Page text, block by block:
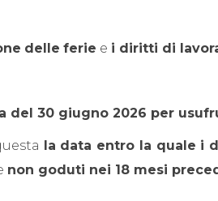
delle ferie e i diritti di
del 30 giugno 2026 per
la data entro la quale i
non goduti nei 18 mesi